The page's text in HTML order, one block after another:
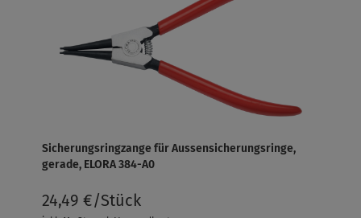
Sicherungsringzange für Aussensicherungsringe,
gerade, ELORA 384-A0
24,49 €/Stück